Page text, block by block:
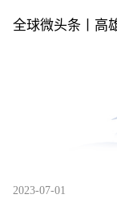
全球微头条丨高
2023-07-01